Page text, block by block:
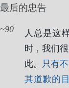
最后的忠告
90
人总是这
时，我们
此。 只有
其道歉的目